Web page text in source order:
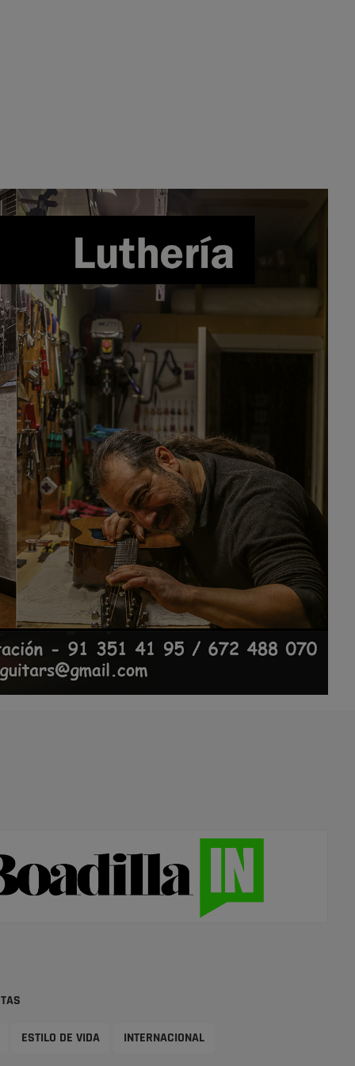
ESTILO DE VIDA INTERNACIONAL